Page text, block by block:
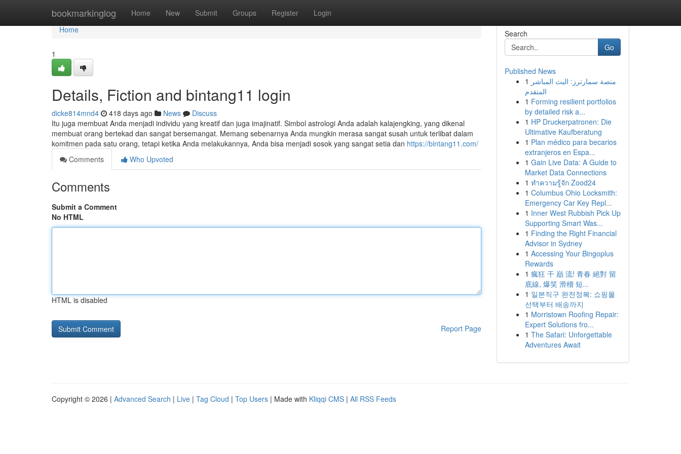
bookmarkinglog Home New Submit Groups Register Login
Home
Home
1
Details, Fiction and bintang11 login
dicke814mnd4 418 days ago News
Discuss
Itu juga membuat Anda menjadi individu yang kreatif dan juga imajinatif. Simbol astrologi Anda adalah kalajengking, yang dikenal
membuat orang bertekad dan sangat bersemangat. Memang sebenarnya Anda mungkin merasa sangat susah untuk terlibat dalam
komitmen pada satu orang, tetapi ketika Anda melakukannya, Anda bisa menjadi sosok yang sangat setia dan https://bintang11.com/
Comments
Who Upvoted
Comments
Submit a Comment
No HTML
HTML is disabled
Report Page
Search
Go
Published News
1 منصة سمارترز: البث المباشر
المتقدم
1 Forming resilient portfolios
by detailed risk a...
1 HP Druckerpatronen: Die
Ultimative Kaufberatung
1 Plan médico para becarios
extranjeros en Espa...
1 Gain Live Data: A Guide to
Market Data Connections
1 ทำความรู้จัก Zood24
1 Columbus Ohio Locksmith:
Emergency Car Key Repl...
1 Inner West Rubbish Pick Up
Supporting Smart Was...
1 Finding the Right Financial
Advisor in Sydney
1 Accessing Your Bingoplus
Rewards
1 瘋狂 干 巔 流! 青春 絕對 留
底線, 爆笑 滑稽 短...
1 일본직구 완전정복: 쇼핑몰
선택부터 배송까지
1 Morristown Roofing Repair:
Expert Solutions fro...
1 The Safari: Unforgettable
Adventures Await
Copyright © 2026 | Advanced Search | Live | Tag Cloud | Top Users | Made with Kliqqi CMS | All RSS Feeds